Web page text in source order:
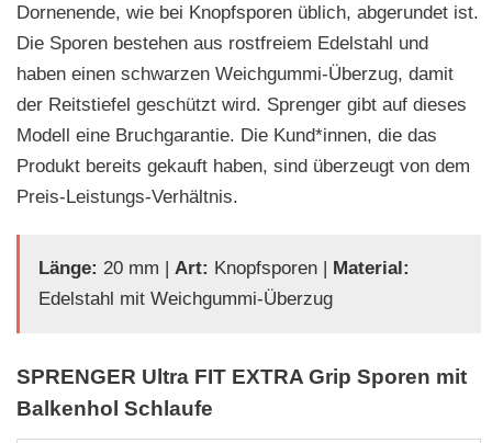
Dornenende, wie bei Knopfsporen üblich, abgerundet ist.
Die Sporen bestehen aus rostfreiem Edelstahl und
haben einen schwarzen Weichgummi-Überzug, damit
der Reitstiefel geschützt wird. Sprenger gibt auf dieses
Modell eine Bruchgarantie. Die Kund*innen, die das
Produkt bereits gekauft haben, sind überzeugt von dem
Preis-Leistungs-Verhältnis.
Länge: 20 mm | Art: Knopfsporen | Material:
Edelstahl mit Weichgummi-Überzug
SPRENGER Ultra FIT EXTRA Grip Sporen mit
Balkenhol Schlaufe